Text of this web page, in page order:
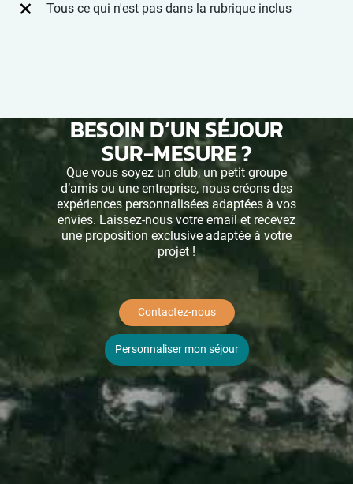
Tous ce qui n'est pas dans la rubrique inclus
BESOIN D’UN SÉJOUR
SUR-MESURE ?
Que vous soyez un club, un petit groupe
d’amis ou une entreprise, nous créons des
expériences personnalisées adaptées à vos
envies. Laissez-nous votre email et recevez
une proposition exclusive adaptée à votre
projet !
Contactez-nous
Personnaliser mon séjour